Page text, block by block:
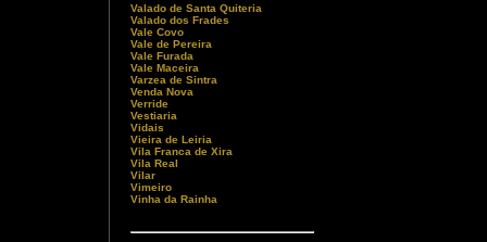
Valado de Santa Quiteria
Valado dos Frades
Vale Covo
Vale de Pereira
Vale Furada
Vale Maceira
Varzea de Sintra
Venda Nova
Verride
Vestiaria
Vidais
Vieira de Leiria
Vila Franca de Xira
Vila Real
Vilar
Vimeiro
Vinha da Rainha